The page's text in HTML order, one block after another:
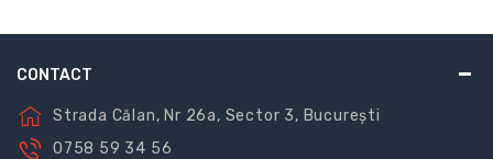
CONTACT
Strada Călan, Nr 26a, Sector 3, București
0758 59 34 56